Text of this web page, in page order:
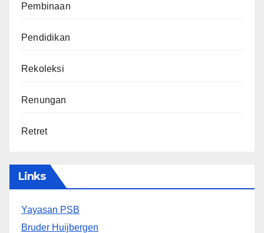
Pembinaan
Pendidikan
Rekoleksi
Renungan
Retret
Links
Yayasan PSB
Bruder Huijbergen